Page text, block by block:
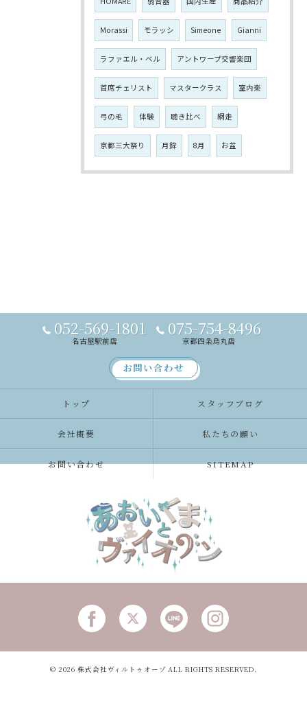
Morassi モラッシ Simeone Gianni
ラファエル・ベル アントワープ交響楽団
首席チェリスト マスタークラス 室内楽
弓の毛 体験 聴き比べ 網走
京都三大祭り 月鉾 8月 お盆
052-569-1801
名古屋駅前店
075-754-8496
京都四条烏丸店
お問い合わせ
トップ スタッフブログ
会社概要 私たちの願い
お問い合わせ SITEMAP
© 2026 株式会社ヴィルトゥオーゾ ALL RIGHTS RESERVED.